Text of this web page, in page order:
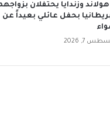
وزندايا يحتفلان
بحفل عائلي بعيداً عن
7, 2026